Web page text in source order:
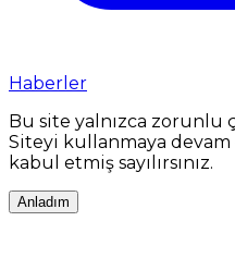
Haberler
Bu site yalnızca zorunlu
Siteyi kullanmaya
kabul etmiş sayılırsınız.
Anladım